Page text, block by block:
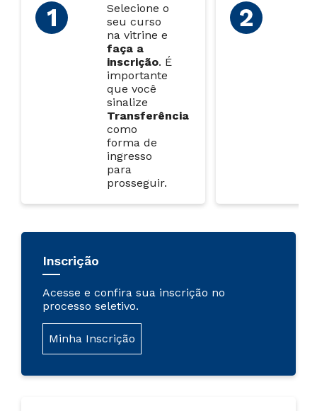
Selecione o
seu curso
na vitrine e
faça a
inscrição. É
importante
que você
sinalize
Transferência
como
forma de
ingresso
para
prosseguir.
Inscrição
Acesse e confira sua inscrição no
processo seletivo.
Minha Inscrição